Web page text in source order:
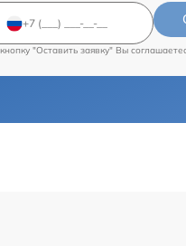
"Оставить заявку" Вы